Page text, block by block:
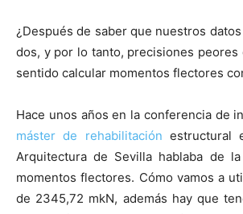
¿Después de saber que nuestros
dos, y por lo tanto, precisiones peores
sentido calcular momentos flectores
Hace unos años en la conferencia de
máster de rehabilitación estructural
Arquitectura de Sevilla hablaba de
momentos flectores. Cómo vamos a
de 2345,72 mkN, además hay que